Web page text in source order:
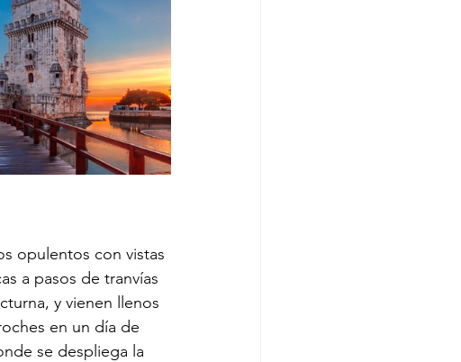
opulentos con vistas
a pasos de tranvías
y vienen llenos
en un día de
se despliega la